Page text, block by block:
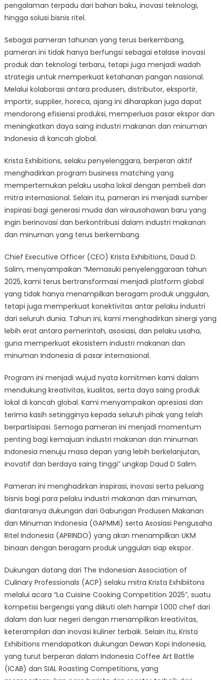
pengalaman terpadu dari bahan baku, inovasi teknologi,
hingga solusi bisnis ritel.
Sebagai pameran tahunan yang terus berkembang,
pameran ini tidak hanya berfungsi sebagai etalase inovasi
produk dan teknologi terbaru, tetapi juga menjadi wadah
strategis untuk memperkuat ketahanan pangan nasional.
Melalui kolaborasi antara produsen, distributor, eksportir,
importir, supplier, horeca, ajang ini diharapkan juga dapat
mendorong efisiensi produksi, memperluas pasar ekspor dan
meningkatkan daya saing industri makanan dan minuman
Indonesia di kancah global.
Krista Exhibitions, selaku penyelenggara, berperan aktif
menghadirkan program business matching yang
mempertemukan pelaku usaha lokal dengan pembeli dan
mitra internasional. Selain itu, pameran ini menjadi sumber
inspirasi bagi generasi muda dan wirausahawan baru yang
ingin berinovasi dan berkontribusi dalam industri makanan
dan minuman yang terus berkembang.
Chief Executive Officer (CEO) Krista Exhibitions, Daud D.
Salim, menyampaikan “Memasuki penyelenggaraan tahun
2025, kami terus bertransformasi menjadi platform global
yang tidak hanya menampilkan beragam produk unggulan,
tetapi juga memperkuat konektivitas antar pelaku industri
dari seluruh dunia. Tahun ini, kami menghadirkan sinergi yang
lebih erat antara pemerintah, asosiasi, dan pelaku usaha,
guna memperkuat ekosistem industri makanan dan
minuman Indonesia di pasar internasional.
Program ini menjadi wujud nyata komitmen kami dalam
mendukung kreativitas, kualitas, serta daya saing produk
lokal di kancah global. Kami menyampaikan apresiasi dan
terima kasih setingginya kepada seluruh pihak yang telah
berpartisipasi. Semoga pameran ini menjadi momentum
penting bagi kemajuan industri makanan dan minuman
Indonesia menuju masa depan yang lebih berkelanjutan,
inovatif dan berdaya saing tinggi” ungkap Daud D Salim.
Pameran ini menghadirkan inspirasi, inovasi serta peluang
bisnis bagi para pelaku industri makanan dan minuman,
diantaranya dukungan dari Gabungan Produsen Makanan
dan Minuman Indonesia (GAPMMI) serta Asosiasi Pengusaha
Ritel Indonesia (APRINDO) yang akan menampilkan UKM
binaan dengan beragam produk unggulan siap ekspor.
Dukungan datang dari The Indonesian Association of
Culinary Professionals (ACP) selaku mitra Krista Exhibiitons
melalui acara “La Cuisine Cooking Competition 2025”, suatu
kompetisi bergengsi yang diikuti oleh hampir 1.000 chef dari
dalam dan luar negeri dengan menampilkan kreativitas,
keterampilan dan inovasi kuliner terbaik. Selain itu, Krista
Exhibitions mendapatkan dukungan Dewan Kopi Indonesia,
yang turut berperan dalam Indonesia Coffee Art Battle
(ICAB) dan SIAL Roasting Competitions, yang